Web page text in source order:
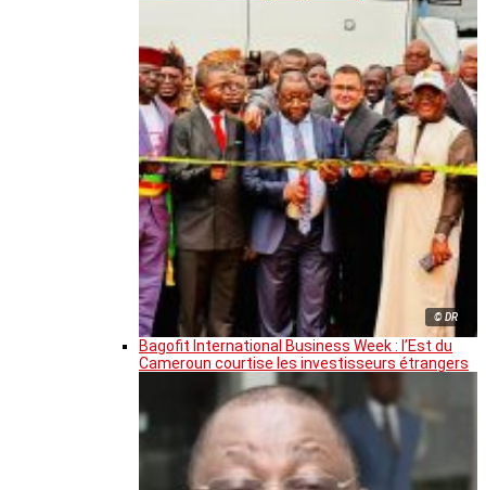
© DR
Bagofit International Business Week : l’Est du
Cameroun courtise les investisseurs étrangers